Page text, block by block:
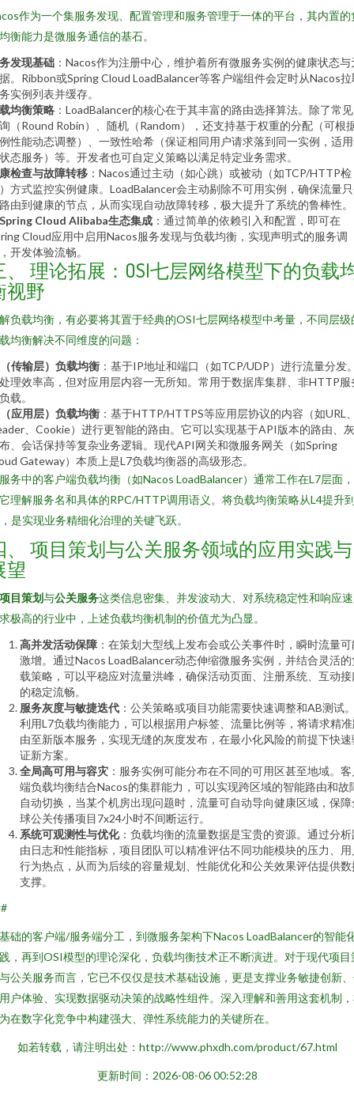
作为一个集服务发现、配置管理和服务管理于一体的平台，其内置的
衡能力是微服务通信的基石。
发现基础 ：Nacos作为注册中心，维护着所有微服务实例的健康状态与
。Ribbon或Spring Cloud LoadBalancer等客户端组件会定时从Nacos拉
实例列表并缓存。
均衡策略 ：LoadBalancer的核心在于其丰富的路由选择算法。除了常
（Round Robin）、随机（Random），还支持基于权重的分配（可根
性能动态调整）、一致性哈希（保证相同用户请求落到同一实例，适
态服务）等。开发者也可自定义策略以满足特定业务需求。
检查与故障转移 ：Nacos通过主动（如心跳）或被动（如TCP/HTTP检
方式监控实例健康。LoadBalancer会主动剔除不可用实例，确保流量
由到健康的节点，从而实现自动故障转移，极大提升了系统的鲁棒性。
Cloud Alibaba生态集成 ：通过简单的依赖引入和配置，即可在
Cloud应用中启用Nacos服务发现与负载均衡，实现声明式的服务调
开发体验流畅。
、 理论拓展：OSI七层网络模型下的负载
视野
负载均衡，有必要将其置于经典的OSI七层网络模型中考量，不同层级
均衡解决不同维度的问题：
传输层）负载均衡 ：基于IP地址和端口（如TCP/UDP）进行流量分发
理效率高，但对应用层内容一无所知。常用于数据库集群、非HTTP服
载。
应用层）负载均衡 ：基于HTTP/HTTPS等应用层协议的内容（如URL
、Cookie）进行更智能的路由。它可以实现基于API版本的路由、
、会话保持等复杂业务逻辑。现代API网关和微服务网关（如Spring
Gateway）本质上是L7负载均衡器的高级形态。
务中的客户端负载均衡（如Nacos LoadBalancer）通常工作在L7层面
理解服务名和具体的RPC/HTTP调用语义。将负载均衡策略从L4提升
是实现业务精细化治理的关键飞跃。
、 项目策划与公关服务领域的应用实践与
望
项目策划与公关服务这类信息密集、并发波动大、对系统稳定性和响应
极高的行业中，上述负载均衡机制的价值尤为凸显。
高并发活动保障 ：在策划大型线上发布会或公关事件时，瞬时流量可
激增。通过Nacos LoadBalancer动态伸缩微服务实例，并结合灵活的
载策略，可以平稳应对流量洪峰，确保活动页面、注册系统、互动接
的稳定流畅。
服务灰度与敏捷迭代 ：公关策略或项目功能需要快速调整和AB测试
利用L7负载均衡能力，可以根据用户标签、流量比例等，将请求精
由至新版本服务，实现无缝的灰度发布，在最小化风险的前提下快速
证新方案。
全局高可用与容灾 ：服务实例可能分布在不同的可用区甚至地域。
端负载均衡结合Nacos的集群能力，可以实现跨区域的智能路由和故
自动切换，当某个机房出现问题时，流量可自动导向健康区域，保障
球公关传播项目7x24小时不间断运行。
系统可观测性与优化：负载均衡的流量数据是宝贵的资源。通过分析
由日志和性能指标，项目团队可以精准评估不同功能模块的压力、用
行为热点，从而为后续的容量规划、性能优化和公关效果评估提供数
支撑。
础的客户端/服务端分工，到微服务架构下Nacos LoadBalancer的智能
，再到OSI模型的理论深化，负载均衡技术正不断演进。对于现代项目
公关服务而言，它已不仅仅是技术基础设施，更是支撑业务敏捷创新
户体验、实现数据驱动决策的战略性组件。深入理解和善用这套机制
在数字化竞争中构建强大、弹性系统能力的关键所在。
如若转载，请注明出处：http://www.phxdh.com/product/67.html
更新时间：2026-08-06 00:52:28